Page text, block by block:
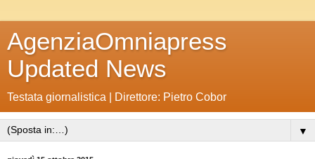
AgenziaOmniapress
Updated News
Testata giornalistica | Direttore: Pietro Cobor
▼